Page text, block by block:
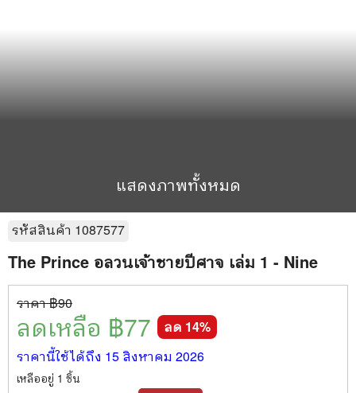
แสดงภาพทั้งหมด
รหัสสินค้า 1087577
The Prince อลวนเจ้าชายปีศาจ เล่ม 1 - Nine
ราคา ฿90
ลดเหลือ ฿77 ลด 14%
ราคานี้ใช้ได้ถึง 15 สิงหาคม 2026
เหลืออยู่ 1 ชิ้น